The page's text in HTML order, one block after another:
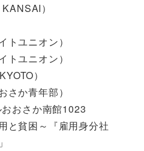
）
トユニオン）
ユニオン）
）
か青年部）
おさか南館1023
と貧困～『雇用身分社